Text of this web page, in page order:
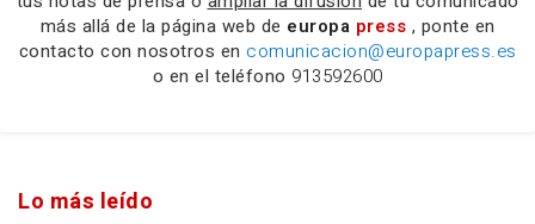
más allá de la página web de europa press , ponte en
contacto con nosotros en comunicacion@europapress.es
o en el teléfono 913592600
Lo más leído